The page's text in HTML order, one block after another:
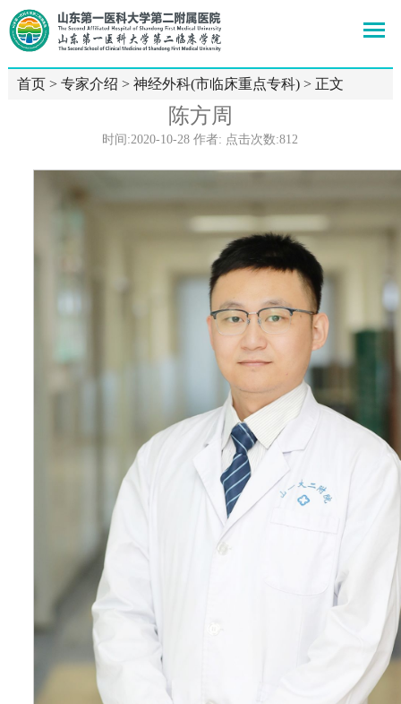
首页> 专家介绍 > 神经外科(市临床重点专科)> 正文
陈方周
时间:2020-10-28 作者: 点击次数:812